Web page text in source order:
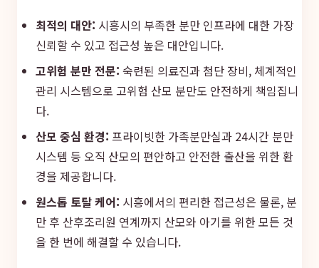
최적의 대안: 시흥시의 부족한 분만 인프라에 대한 가장
신뢰할 수 있고 접근성 높은 대안입니다.
고위험 분만 전문: 숙련된 의료진과 첨단 장비, 체계적인
관리 시스템으로 고위험 산모 분만도 안전하게 책임집니
다.
산모 중심 환경: 프라이빗한 가족분만실과 24시간 분만
시스템 등 오직 산모의 편안하고 안전한 출산을 위한 환
경을 제공합니다.
원스톱 토탈 케어: 시흥에서의 편리한 접근성은 물론, 분
만 후 산후조리원 연계까지 산모와 아기를 위한 모든 것
을 한 번에 해결할 수 있습니다.